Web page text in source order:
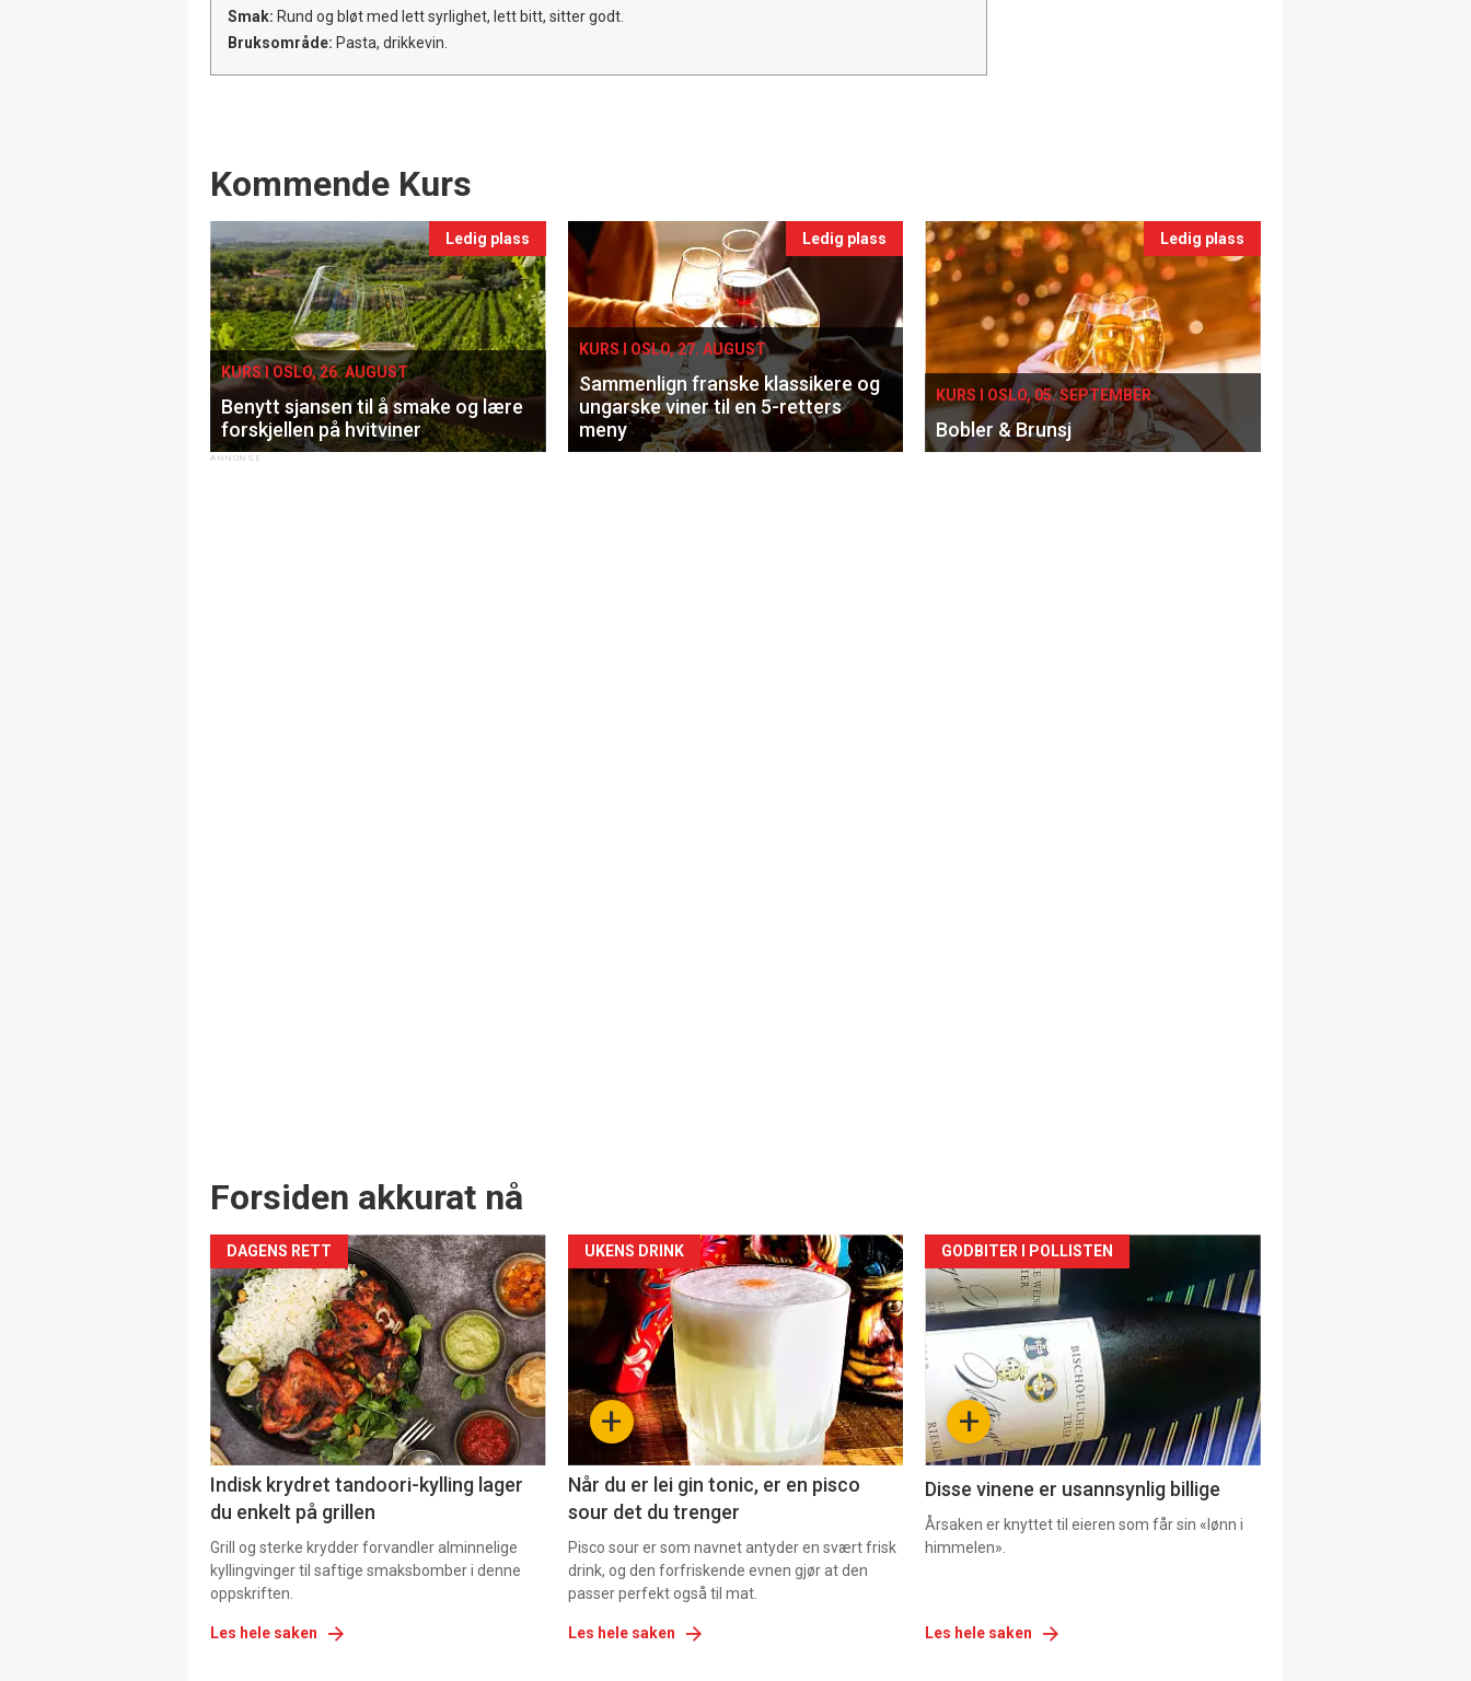
Smak: Rund og bløt med lett syrlighet, lett bitt, sitter godt.
Bruksområde: Pasta, drikkevin.
Events
Kommende Kurs
Ledig plass
KURS I OSLO, 26. AUGUST
Benytt sjansen til å smake og lære
forskjellen på hvitviner
Ledig plass
KURS I OSLO, 27. AUGUST
Sammenlign franske klassikere og
ungarske viner til en 5-retters
meny
Ledig plass
KURS I OSLO, 05. SEPTEMBER
Bobler & Brunsj
Forsiden akkurat nå
DAGENS RETT
Indisk krydret tandoori-kylling lager
du enkelt på grillen
Grill og sterke krydder forvandler alminnelige
kyllingvinger til saftige smaksbomber i denne
oppskriften.
Les hele saken
Forsiden
akkurat
nå
-
+
UKENS DRINK
Når du er lei gin tonic, er en pisco
sour det du trenger
Pisco sour er som navnet antyder en svært frisk
drink, og den forfriskende evnen gjør at den
passer perfekt også til mat.
Les hele saken
Forsiden
akkurat
nå
3 +
GODBITER I POLLISTEN
Disse vinene er usannsynlig billige
Årsaken er knyttet til eieren som får sin «lønn i
himmelen».
Les hele saken